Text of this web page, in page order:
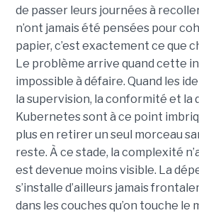
de passer leurs journées à
n’ont jamais été pensées pour
papier, c’est exactement ce que
Le problème arrive quand cette
impossible à défaire. Quand les
la supervision, la conformité et la
Kubernetes sont à ce point
plus en retirer un seul morceau
reste. À ce stade, la complexité
est devenue moins visible. La
s’installe d’ailleurs jamais
dans les couches qu’on touche le